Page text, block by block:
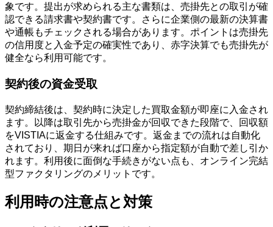
象です。提出が求められる主な書類は、売掛先との取引が確
認できる請求書や契約書です。さらに企業側の最新の決算書
や通帳もチェックされる場合があります。ポイントは売掛先
の信用度と入金予定の確実性であり、赤字決算でも売掛先が
健全なら利用可能です。
契約後の資金受取
契約締結後は、契約時に決定した買取金額が即座に入金され
ます。以降は取引先から売掛金が回収できた段階で、回収額
をVISTIAに返金する仕組みです。返金までの流れは自動化
されており、期日が来れば口座から指定額が自動で差し引か
れます。利用後に面倒な手続きがない点も、オンライン完結
型ファクタリングのメリットです。
利用時の注意点と対策